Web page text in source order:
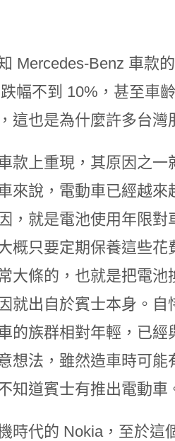
Mercedes-Benz 車款
幅不到 10%，甚至車
這也是為什麼許多台
款上重現，其原因之
來說，電動車已經越
，就是電池使用年限
概只要定期保養這些
大條的，也就是把電
就出自於賓士本身。
的族群相對年輕，已
想法，雖然造車時可
知道賓士有推出電動車
時代的 Nokia，至於這